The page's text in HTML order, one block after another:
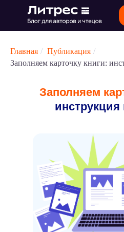
Главная / Публикация /
Заполняем карточку книги:
Заполняем